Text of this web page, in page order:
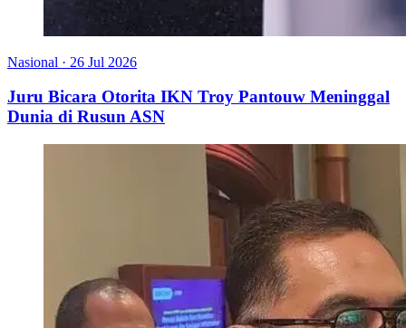
Nasional · 26 Jul 2026
Juru Bicara Otorita IKN Troy Pantouw Meninggal
Dunia di Rusun ASN